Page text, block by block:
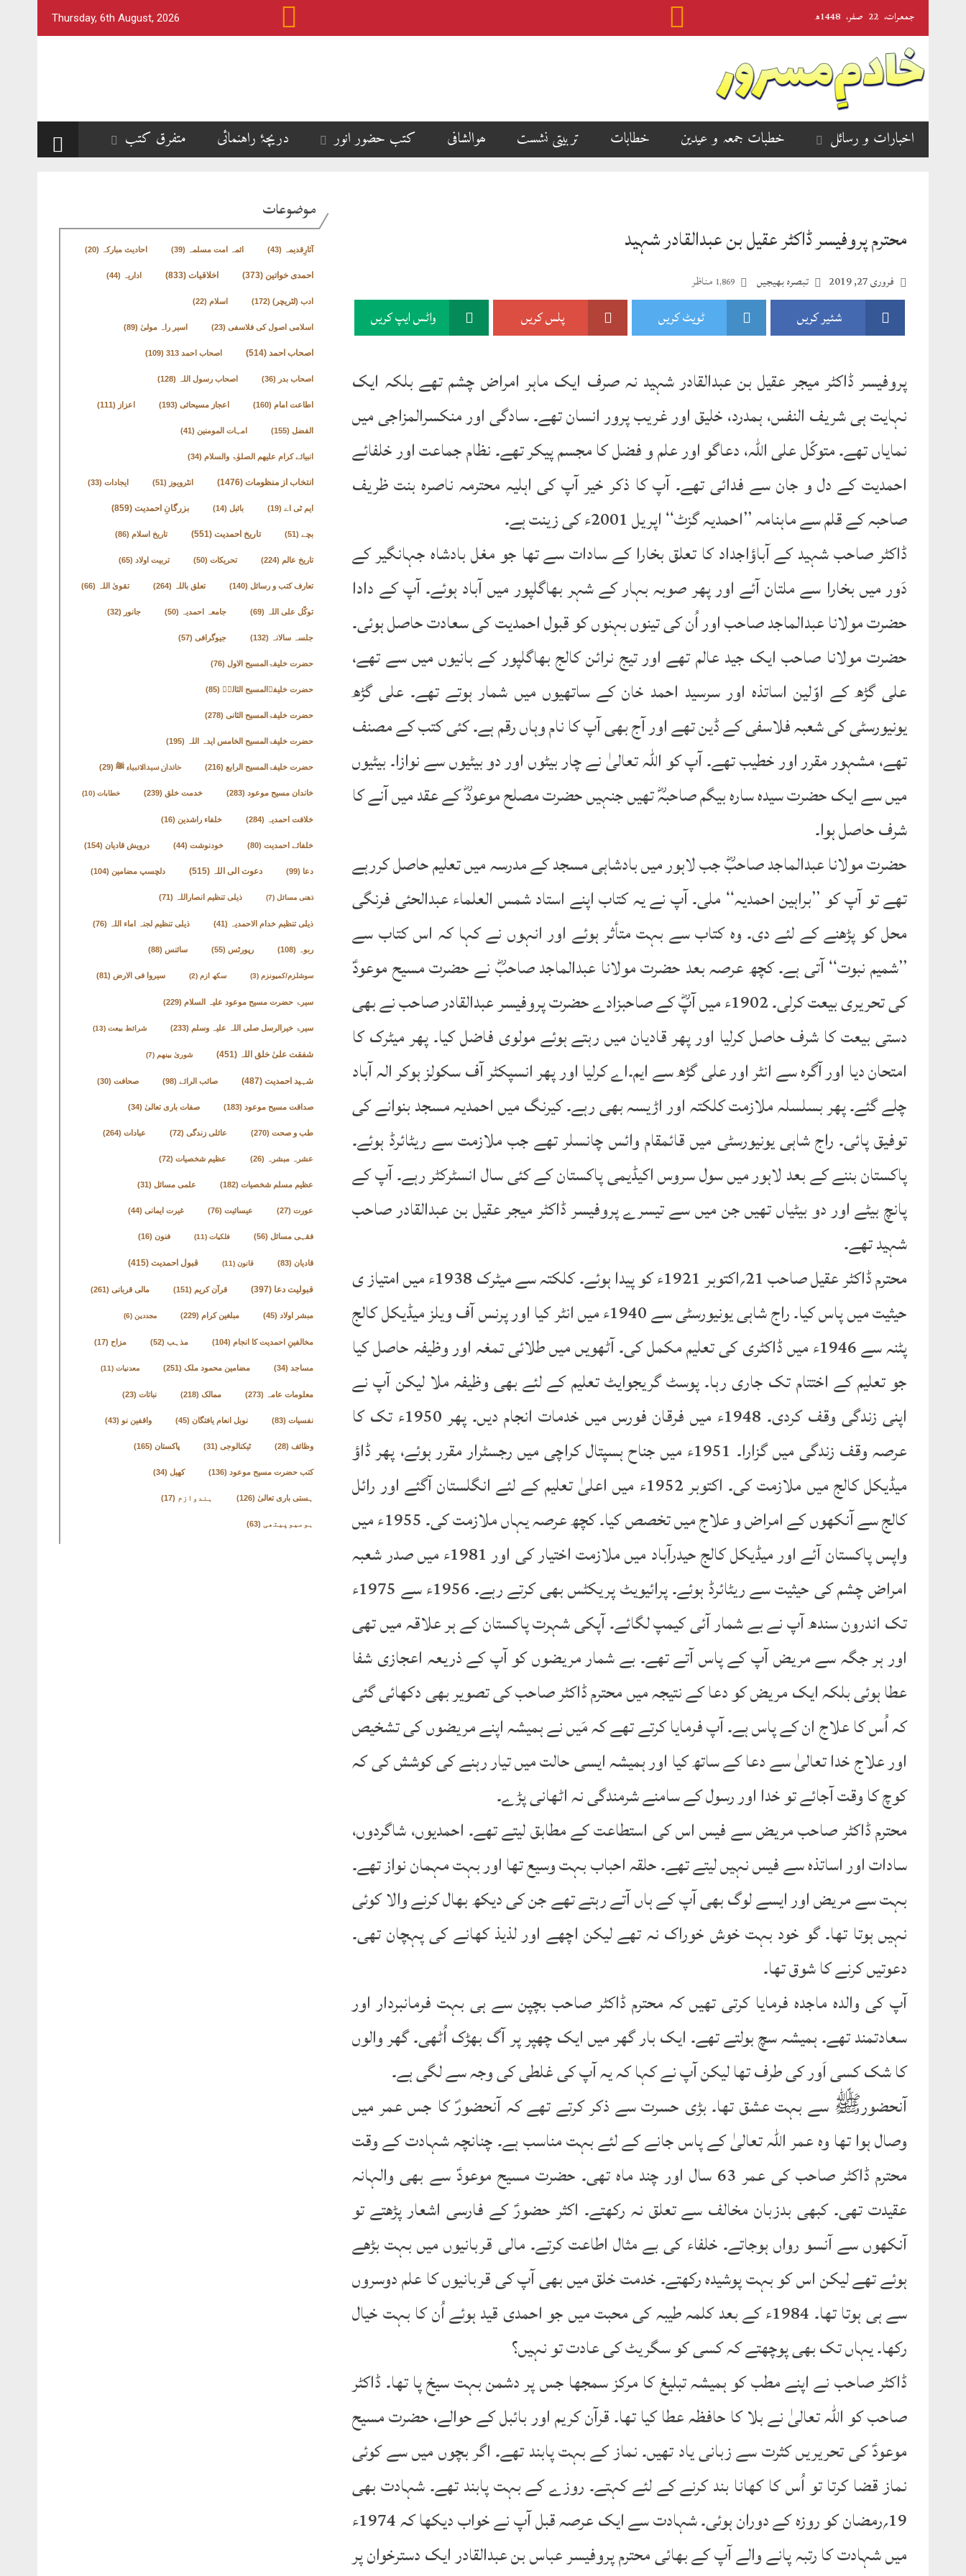
جمعرات‬‮، 22 صفر‬، Thursday, 6th August, 2026
اخبارات و رسائل خطبات جمعہ و عیدین خطابات تربیتی نشست ھوالشافی کتب حضور انور دریچۂ راہنمائی متفرق کتب
موضوعات
آثارِقدیمہ (43) ائمہ امت مسلمہ (39) احادیث مبارکہ (20)
احمدی خواتین (373) اخلاقیات(833) اداریہ (44)
ادب (لٹریچر)(172) اسلام (22)
اسلامی اصول کی فلاسفی(23) اسیر راہ مولیٰ(89)
اصحاب احمد(514) اصحاب احمد 313 (109)
اصحاب بدر (36) اصحاب رسول اللہ (128)
اطاعت امام (160) اعجاز مسیحائی(193) اعزاز (111)
الفضل (155) امہات المومنین (41)
انبیائے کرام علیھم الصلوٰۃ والسلام (34)
انتخاب از منظومات(1476) انٹرویوز (51) ایجادات(33)
ایم ٹی اے(19) بائبل (14) بزرگانِ احمدیت(859)
بچے (51) تاریخ احمدیت(551) تاریخ اسلام (86)
تاریخ عالم (224) تحریکات(50) تربیت اولاد(65)
تعارف کتب و رسائل (140) تعلق باللہ (264) تقویٰ اللہ (66)
توکّل علی اللہ (69) جامعہ احمدیہ (50) جانور (32)
جلسہ سالانہ (132) جیوگرافی(57)
حضرت خلیفۃالمسیح الاول (76)
حضرت خلیفۃالمسیح الثالثؒ (85)
حضرت خلیفۃالمسیح الثانی(278)
حضرت خلیفۃالمسیح الخامس ایدہ اللہ (195)
حضرت خلیفۃالمسیح الرابع (216) خاندان سیدالانبیاء ﷺ(29)
خاندان مسیح موعود(283) خدمت خلق (239) خطابات(10)
خلافت احمدیہ (284) خلفاء راشدین (16)
خلفائے احمدیت(80) خودنوشت(44) درویش قادیان(154)
دعا (99) دعوت الی اللہ (515) دلچسپ مضامین (104)
ذھنی مسائل (7) ذیلی تنظیم انصاراللہ (71)
ذیلی تنظیم خدام الاحمدیہ (41) ذیلی تنظیم لجنہ اماء اللہ (76)
ربوہ (108) رپورٹس (55) سائنس (88)
سوشلزم/کمیونزم (3) سکھ ازم (2) سیروا فی الارض (81)
سیرۃ حضرت مسیح موعود علیہ السلام (229)
سیرۃ خیرالرسل صلی اللہ علیہ وسلم (233) شرائط بیعت(13)
شفقت علیٰ خلق اللہ (451) شوریٰ بینھم (7)
شہید احمدیت(487) صائب الرائے (98) صحافت(30)
صداقت مسیح موعود(183) صفات باری تعالیٰ(34)
طب و صحت(270) عائلی زندگی(72) عبادات(264)
عشرہ مبشرہ (26) عظیم شخصیات(72)
عظیم مسلم شخصیات(182) علمی مسائل (31)
عورت(27) عیسائیت(76) غیرت ایمانی(44)
فقہی مسائل (56) فلکیات(11) فنون(16)
قادیان(83) قانون(11) قبول احمدیت(415)
قبولیت دعا (397) قرآن کریم (151) مالی قربانی(261)
مبشر اولاد(45) مبلغین کرام (229) مجددین (6)
مخالفینِ احمدیت کا انجام (104) مذہب(52) مزاح(17)
مساجد(34) مضامین محمود ملک(251) معدنیات(11)
معلومات عامہ (273) ممالک(218) نباتات(23)
نفسیات(83) نوبل انعام یافتگان(45) واقفین نو (43)
وظائف(28) ٹیکنالوجی(31) پاکستان(165)
کتب حضرت مسیح موعود(136) کھیل (34)
ہستی باری تعالیٰ(126) ہندوازم (17)
ہومیوپیتھی (63)
محترم پروفیسر ڈاکٹر عقیل بن عبدالقادر شہید
تبصرہ بھیجیں فروری 27, 2019 1,869 مناظر
شئیر کریں ٹویٹ کریں پلس کریں واٹس ایپ کریں
پروفیسر ڈاکٹر میجر عقیل بن عبدالقادر شہید نہ صرف ایک ماہر امراض چشم تھے بلکہ ایک
نہایت ہی شریف النفس، ہمدرد، خلیق اور غریب پرور انسان تھے۔ سادگی اور منکسرالمزاجی میں
نمایاں تھے۔ متوکّل علی اللہ، دعاگو اور علم و فضل کا مجسم پیکر تھے۔ نظام جماعت اور خلفائے
احمدیت کے دل و جان سے فدائی تھے۔ آپ کا ذکر خیر آپ کی اہلیہ محترمہ ناصرہ بنت ظریف
صاحبہ کے قلم سے ماہنامہ ’’احمدیہ گزٹ‘‘ اپریل 2001ء کی زینت ہے۔
ڈاکٹر صاحب شہید کے آباؤاجداد کا تعلق بخارا کے سادات سے تھا جو مغل بادشاہ جہانگیر کے
دَور میں بخارا سے ملتان آئے اور پھر صوبہ بہار کے شہر بھاگلپور میں آباد ہوئے۔ آپ کے دادا
حضرت مولانا عبدالماجد صاحب اور اُن کی تینوں بہنوں کو قبول احمدیت کی سعادت حاصل ہوئی۔
حضرت مولانا صاحب ایک جید عالم تھے اور تیج نرائن کالج بھاگلپور کے بانیوں میں سے تھے،
علی گڑھ کے اوّلین اساتذہ اور سرسید احمد خان کے ساتھیوں میں شمار ہوتے تھے۔ علی گڑھ
یونیورسٹی کی شعبہ فلاسفی کے ڈین تھے اور آج بھی آپ کا نام وہاں رقم ہے۔ کئی کتب کے مصنف
تھے، مشہور مقرر اور خطیب تھے۔ آپ کو اللہ تعالیٰ نے چار بیٹوں اور دو بیٹیوں سے نوازا۔ بیٹیوں
میں سے ایک حضرت سیدہ سارہ بیگم صاحبہؓ تھیں جنہیں حضرت مصلح موعودؓ کے عقد میں آنے کا
شرف حاصل ہوا۔
حضرت مولانا عبدالماجد صاحبؓ جب لاہور میں بادشاہی مسجد کے مدرسہ میں تعلیم حاصل کررہے
تھے تو آپ کو ’’براہین احمدیہ‘‘ ملی۔ آپ نے یہ کتاب اپنے استاد شمس العلماء عبدالحئی فرنگی
محل کو پڑھنے کے لئے دی۔ وہ کتاب سے بہت متأثر ہوئے اور انہوں نے کہا کہ اس کتاب سے
’’شمیم نبوت‘‘ آتی ہے۔ کچھ عرصہ بعد حضرت مولانا عبدالماجد صاحبؓ نے حضرت مسیح موعودؑ
کی تحریری بیعت کرلی۔ 1902ء میں آپؓ کے صاحبزادے حضرت پروفیسر عبدالقادر صاحب نے بھی
دستی بیعت کا شرف حاصل کرلیا اور پھر قادیان میں رہتے ہوئے مولوی فاضل کیا۔ پھر میٹرک کا
امتحان دیا اور آگرہ سے انٹر اور علی گڑھ سے ایم۔اے کرلیا اور پھر انسپکٹر آف سکولز ہوکر الہ آباد
چلے گئے۔ پھر بسلسلہ ملازمت کلکتہ اور اڑیسہ بھی رہے۔ کیرنگ میں احمدیہ مسجد بنوانے کی
توفیق پائی۔ راج شاہی یونیورسٹی میں قائمقام وائس چانسلر تھے جب ملازمت سے ریٹائرڈ ہوئے۔
پاکستان بننے کے بعد لاہور میں سول سروس اکیڈیمی پاکستان کے کئی سال انسٹرکٹر رہے۔ آپ کے
پانچ بیٹے اور دو بیٹیاں تھیں جن میں سے تیسرے پروفیسر ڈاکٹر میجر عقیل بن عبدالقادر صاحب
شہید تھے۔
محترم ڈاکٹر عقیل صاحب 21؍اکتوبر 1921ء کو پیدا ہوئے۔ کلکتہ سے میٹرک 1938ء میں امتیاز ی
حیثیت میں پاس کیا۔ راج شاہی یونیورسٹی سے 1940ء میں انٹر کیا اور پرنس آف ویلز میڈیکل کالج
پٹنہ سے 1946ء میں ڈاکٹری کی تعلیم مکمل کی۔ آٹھویں میں طلائی تمغہ اور وظیفہ حاصل کیا
جو تعلیم کے اختتام تک جاری رہا۔ پوسٹ گریجوایٹ تعلیم کے لئے بھی وظیفہ ملا لیکن آپ نے
اپنی زندگی وقف کردی۔ 1948ء میں فرقان فورس میں خدمات انجام دیں۔ پھر 1950ء تک کا
عرصہ وقف زندگی میں گزارا۔ 1951ء میں جناح ہسپتال کراچی میں رجسٹرار مقرر ہوئے، پھر ڈاؤ
میڈیکل کالج میں ملازمت کی۔ اکتوبر 1952ء میں اعلیٰ تعلیم کے لئے انگلستان آگئے اور رائل
کالج سے آنکھوں کے امراض و علاج میں تخصص کیا۔ کچھ عرصہ یہاں ملازمت کی۔ 1955ء میں
واپس پاکستان آئے اور میڈیکل کالج حیدرآباد میں ملازمت اختیار کی اور 1981ء میں صدر شعبہ
امراض چشم کی حیثیت سے ریٹائرڈ ہوئے۔ پرائیویٹ پریکٹس بھی کرتے رہے۔ 1956ء سے 1975ء
تک اندرون سندھ آپ نے بے شمار آئی کیمپ لگائے۔ آپکی شہرت پاکستان کے ہر علاقہ میں تھی
اور ہر جگہ سے مریض آپ کے پاس آتے تھے۔ بے شمار مریضوں کو آپ کے ذریعہ اعجازی شفا
عطا ہوئی بلکہ ایک مریض کو دعا کے نتیجہ میں محترم ڈاکٹر صاحب کی تصویر بھی دکھائی گئی
کہ اُس کا علاج ان کے پاس ہے۔ آپ فرمایا کرتے تھے کہ مَیں نے ہمیشہ اپنے مریضوں کی تشخیص
اور علاج خدا تعالیٰ سے دعا کے ساتھ کیا اور ہمیشہ ایسی حالت میں تیار رہنے کی کوشش کی کہ
کوچ کا وقت آجائے تو خدا اور رسول کے سامنے شرمندگی نہ اٹھانی پڑے۔
محترم ڈاکٹر صاحب مریض سے فیس اس کی استطاعت کے مطابق لیتے تھے۔ احمدیوں، شاگردوں،
سادات اور اساتذہ سے فیس نہیں لیتے تھے۔ حلقہ احباب بہت وسیع تھا اور بہت مہمان نواز تھے۔
بہت سے مریض اور ایسے لوگ بھی آپ کے ہاں آتے رہتے تھے جن کی دیکھ بھال کرنے والا کوئی
نہیں ہوتا تھا۔ گو خود بہت خوش خوراک نہ تھے لیکن اچھے اور لذیذ کھانے کی پہچان تھی۔
دعوتیں کرنے کا شوق تھا۔
آپ کی والدہ ماجدہ فرمایا کرتی تھیں کہ محترم ڈاکٹر صاحب بچپن سے ہی بہت فرمانبردار اور
سعادتمند تھے۔ ہمیشہ سچ بولتے تھے۔ ایک بار گھر میں ایک چھپر پر آگ بھڑک اُٹھی۔ گھر والوں
کا شک کسی اَور کی طرف تھا لیکن آپ نے کہا کہ یہ آپ کی غلطی کی وجہ سے لگی ہے۔
آنحضورﷺ سے بہت عشق تھا۔ بڑی حسرت سے ذکر کرتے تھے کہ آنحضورؐ کا جس عمر میں
وصال ہوا تھا وہ عمر اللہ تعالیٰ کے پاس جانے کے لئے بہت مناسب ہے۔ چنانچہ شہادت کے وقت
محترم ڈاکٹر صاحب کی عمر 63 سال اور چند ماہ تھی۔ حضرت مسیح موعودؑ سے بھی والہانہ
عقیدت تھی۔ کبھی بدزبان مخالف سے تعلق نہ رکھتے۔ اکثر حضورؑ کے فارسی اشعار پڑھتے تو
آنکھوں سے آنسو رواں ہوجاتے۔ خلفاء کی بے مثال اطاعت کرتے۔ مالی قربانیوں میں بہت بڑھے
ہوئے تھے لیکن اس کو بہت پوشیدہ رکھتے۔ خدمت خلق میں بھی آپ کی قربانیوں کا علم دوسروں
سے ہی ہوتا تھا۔ 1984ء کے بعد کلمہ طیبہ کی محبت میں جو احمدی قید ہوئے اُن کا بہت خیال
رکھا۔ یہاں تک بھی پوچھتے کہ کسی کو سگریٹ کی عادت تو نہیں؟
ڈاکٹر صاحب نے اپنے مطب کو ہمیشہ تبلیغ کا مرکز سمجھا جس پر دشمن بہت سیخ پا تھا۔ ڈاکٹر
صاحب کو اللہ تعالیٰ نے بلا کا حافظہ عطا کیا تھا۔ قرآن کریم اور بائبل کے حوالے، حضرت مسیح
موعودؑ کی تحریریں کثرت سے زبانی یاد تھیں۔ نماز کے بہت پابند تھے۔ اگر بچوں میں سے کوئی
نماز قضا کرتا تو اُس کا کھانا بند کرنے کے لئے کہتے۔ روزے کے بہت پابند تھے۔ شہادت بھی
19؍رمضان کو روزہ کے دوران ہوئی۔ شہادت سے ایک عرصہ قبل آپ نے خواب دیکھا کہ 1974ء
میں شہادت کا رتبہ پانے والے آپ کے بھائی محترم پروفیسر عباس بن عبدالقادر ایک دسترخوان پر